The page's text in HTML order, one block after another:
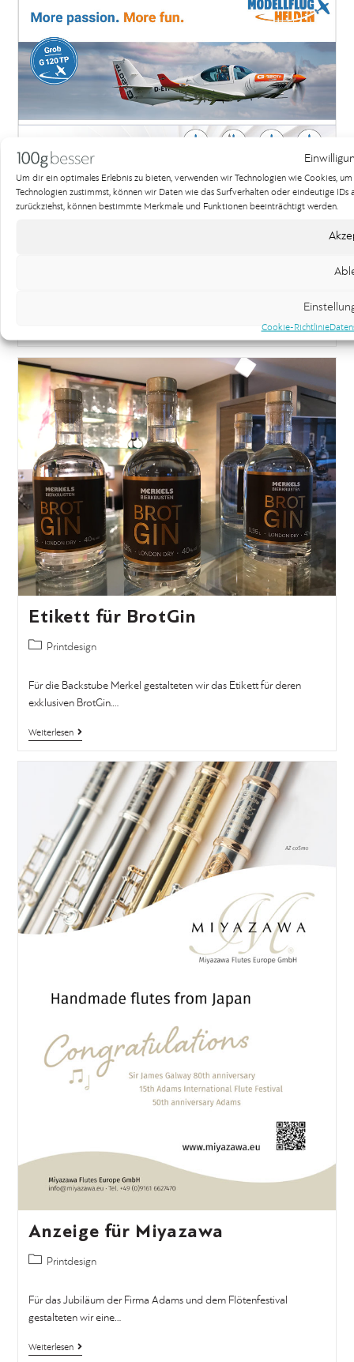
Um dir ein optimales Erlebnis zu bieten, verwenden wir Technologien wie Cookies,
Technologien zustimmst, können wir Daten wie das Surfverhalten oder eindeutige
zurückziehst, können bestimmte Merkmale und Funktionen beeinträchtigt werden.
Cookie-Richtlinie
Etikett für BrotGin
Printdesign
Für die Backstube Merkel gestalteten wir das Etikett für deren
exklusiven BrotGin.…
Weiterlesen
Anzeige für Miyazawa
Printdesign
Für das Jubiläum der Firma Adams und dem Flötenfestival
gestalteten wir eine…
Weiterlesen